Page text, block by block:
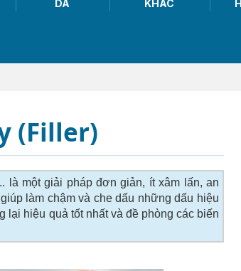
DA
KHÁC
(Filler)
là một giải pháp đơn giản, ít xâm lấn, an
làm chậm và che dấu những dấu hiệu
lại hiệu quả tốt nhất và đề phòng các biến